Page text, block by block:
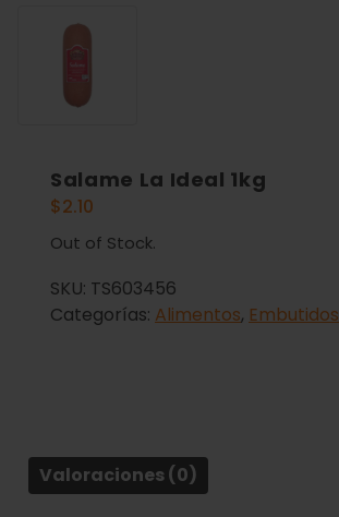
Salame La Ideal 1kg
$2.10
Out of Stock.
SKU: TS603456
Categorías: Alimentos, Embutidos
Valoraciones (0)